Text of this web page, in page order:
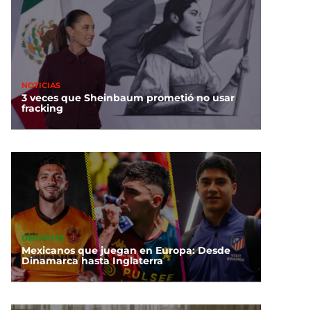
NOTICIAS
3 veces que Sheinbaum prometió no usar
fracking
DEPORTES
Mexicanos que juegan en Europa: Desde
Dinamarca hasta Inglaterra